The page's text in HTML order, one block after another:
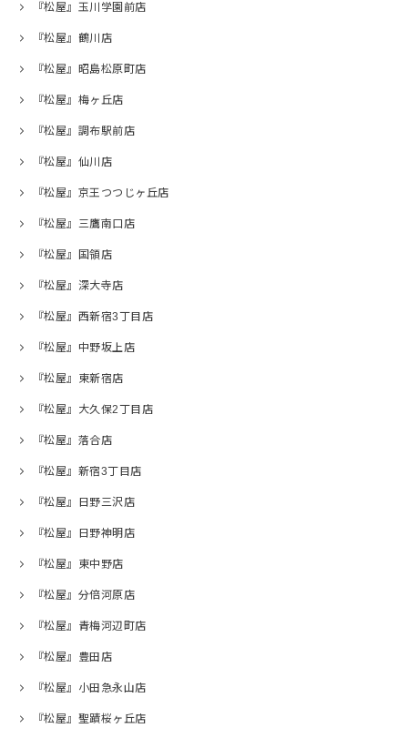
『松屋』玉川学園前店
『松屋』鶴川店
『松屋』昭島松原町店
『松屋』梅ヶ丘店
『松屋』調布駅前店
『松屋』仙川店
『松屋』京王つつじヶ丘店
『松屋』三鷹南口店
『松屋』国領店
『松屋』深大寺店
『松屋』西新宿3丁目店
『松屋』中野坂上店
『松屋』東新宿店
『松屋』大久保2丁目店
『松屋』落合店
『松屋』新宿3丁目店
『松屋』日野三沢店
『松屋』日野神明店
『松屋』東中野店
『松屋』分倍河原店
『松屋』青梅河辺町店
『松屋』豊田店
『松屋』小田急永山店
『松屋』聖蹟桜ヶ丘店